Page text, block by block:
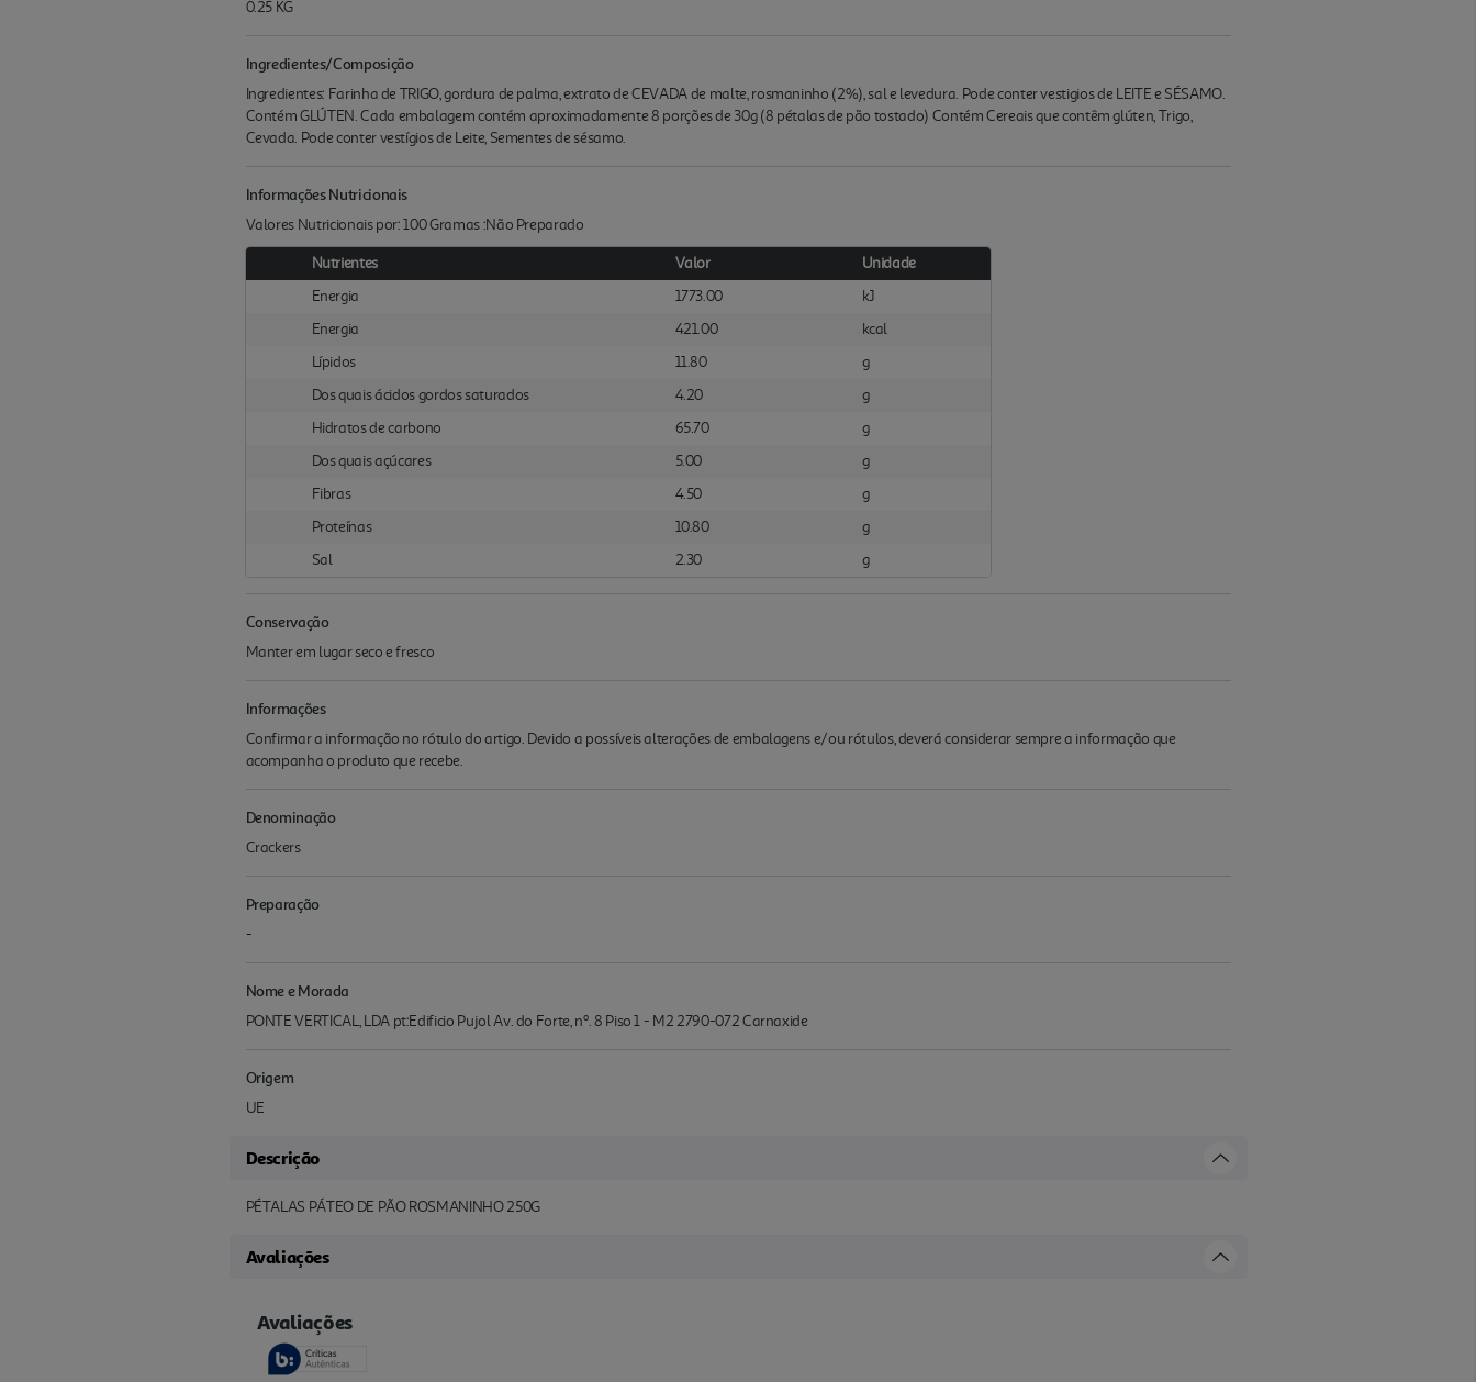
0.25 KG
Ingredientes/Composição
Ingredientes: Farinha de TRIGO, gordura de palma, extrato de CEVADA de malte, rosmaninho (2%), sal e levedura. Pode conter vestigios de LEITE e SÉSAMO.
Contém GLÚTEN. Cada embalagem contém aproximadamente 8 porções de 30g (8 pétalas de pão tostado) Contém Cereais que contêm glúten, Trigo,
Cevada. Pode conter vestígios de Leite, Sementes de sésamo.
Informações Nutricionais
Valores Nutricionais por: 100 Gramas :Não Preparado
Nutrientes Valor
Unidade
Energia
1773.00
kJ
Energia
421.00
kcal
Lípidos
11.80
g
Dos quais ácidos gordos saturados
4.20
g
Hidratos de carbono
65.70
g
Dos quais açúcares
5.00
g
Fibras
4.50
g
Proteínas
10.80
g
Sal
2.30 g
Conservação
Manter em lugar seco e fresco
Informações
Confirmar a informação no rótulo do artigo. Devido a possíveis alterações de embalagens e/ou rótulos, deverá considerar sempre a informação que
acompanha o produto que recebe.
Denominação
Crackers
Preparação
-
Nome e Morada
PONTE VERTICAL, LDA pt:Edificio Pujol Av. do Forte, nº. 8 Piso 1 - M2 2790-072 Carnaxide
Origem
UE
Descrição
PÉTALAS PÁTEO DE PÃO ROSMANINHO 250G
Avaliações